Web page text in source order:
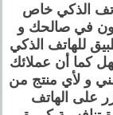
الذكي خاص
في صالحك و
للهاتف الذكي
كما أن عملائك
و لأي منتج من
على الهاتف